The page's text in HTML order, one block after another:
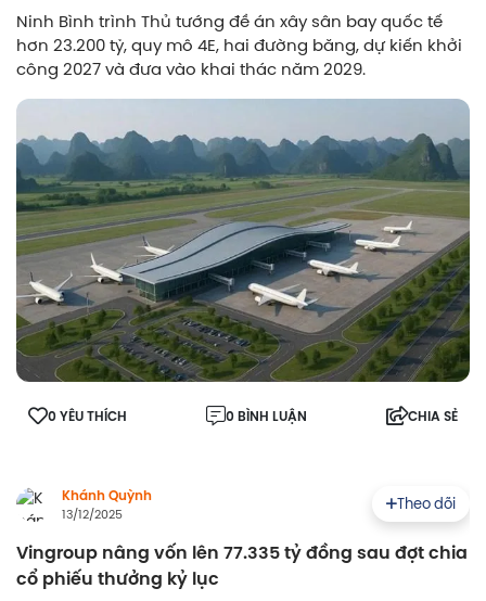
Ninh Bình trình Thủ tướng đề án xây sân bay quốc tế
hơn 23.200 tỷ, quy mô 4E, hai đường băng, dự kiến khởi
công 2027 và đưa vào khai thác năm 2029.
0 YÊU THÍCH 0 BÌNH LUẬN CHIA SẺ
Khánh Quỳnh
13/12/2025
Theo dõi
Vingroup nâng vốn lên 77.335 tỷ đồng sau đợt chia
cổ phiếu thưởng kỷ lục